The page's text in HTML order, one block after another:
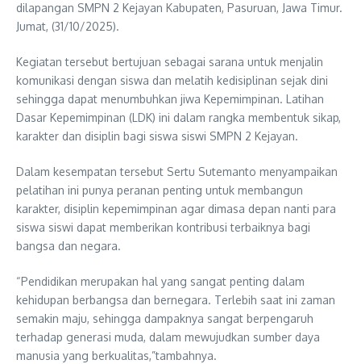
dilapangan SMPN 2 Kejayan Kabupaten, Pasuruan, Jawa Timur.
Jumat, (31/10/2025).
Kegiatan tersebut bertujuan sebagai sarana untuk menjalin
komunikasi dengan siswa dan melatih kedisiplinan sejak dini
sehingga dapat menumbuhkan jiwa Kepemimpinan. Latihan
Dasar Kepemimpinan (LDK) ini dalam rangka membentuk sikap,
karakter dan disiplin bagi siswa siswi SMPN 2 Kejayan.
Dalam kesempatan tersebut Sertu Sutemanto menyampaikan
pelatihan ini punya peranan penting untuk membangun
karakter, disiplin kepemimpinan agar dimasa depan nanti para
siswa siswi dapat memberikan kontribusi terbaiknya bagi
bangsa dan negara.
“Pendidikan merupakan hal yang sangat penting dalam
kehidupan berbangsa dan bernegara. Terlebih saat ini zaman
semakin maju, sehingga dampaknya sangat berpengaruh
terhadap generasi muda, dalam mewujudkan sumber daya
manusia yang berkualitas,”tambahnya.